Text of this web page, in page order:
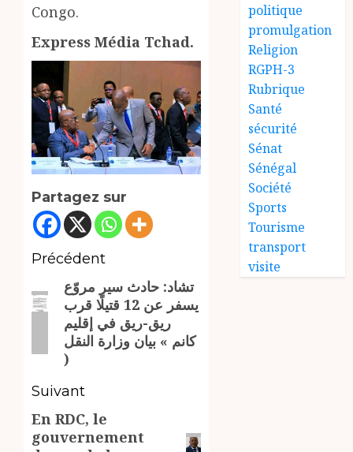
Congo.
Express Média Tchad.
Partagez sur
Navigation
d’article
Précédent
Article
précédent:
تشاد: حادث سير مروّع
يسفر عن 12 قتيلًا قرب
ريق-ريق في إقليم
كانم » بيان وزارة النقل
)
Suivant
Article
suivant:
En RDC, le
gouvernement
politique
promulgation
Religion
RGPH-3
Rubrique
Santé
sécurité
Sénat
Sénégal
Société
Sports
Tourisme
transport
visite